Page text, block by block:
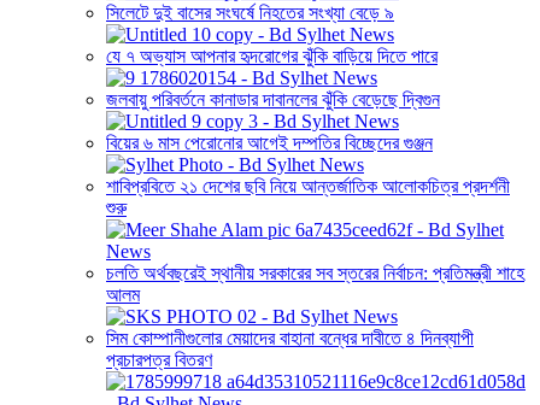
সিলেটে দুই বাসের সংঘর্ষে নিহতের সংখ্যা বেড়ে ৯
যে ৭ অভ্যাস আপনার হৃদরোগের ঝুঁকি বাড়িয়ে দিতে পারে
জলবায়ু পরিবর্তনে কানাডার দাবানলের ঝুঁকি বেড়েছে দ্বিগুন
বিয়ের ৬ মাস পেরোনোর আগেই দম্পতির বিচ্ছেদের গুঞ্জন
শাবিপ্রবিতে ২১ দেশের ছবি নিয়ে আন্তর্জাতিক আলোকচিত্র প্রদর্শনী
শুরু
চলতি অর্থবছরেই স্থানীয় সরকারের সব স্তরের নির্বাচন: প্রতিমন্ত্রী শাহে
আলম
সিম কোম্পানীগুলোর মেয়াদের বাহানা বন্ধের দাবীতে ৪ দিনব্যাপী
প্রচারপত্র বিতরণ